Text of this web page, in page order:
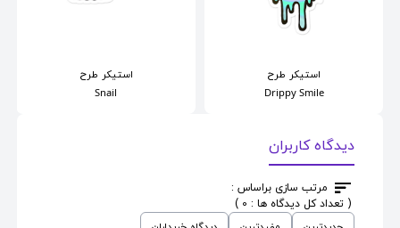
استیکر طرح
Drippy Smile
استیکر طرح
Snail
دیدگاه کاربران
مرتب سازی براساس :
( تعداد کل دیدگاه ها : 0 )